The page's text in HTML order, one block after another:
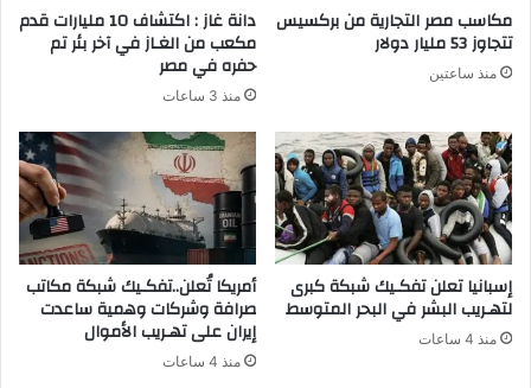
مكاسب مصر التجارية من بركسيس
تتجاوز 53 مليار دولار
منذ ساعتين
دانة غاز : اكتشاف 10 مليارات قدم
مكعب من الغـاز في آخر بئر تم
حفره في مصر
منذ 3 ساعات
إسبانيا تعلن تفكـيك شبكة كبرى
لتهـريب البشر في البحر المتوسط
منذ 4 ساعات
أمريكا تُعلن..تفكـيك شبكة مكاتب
صرافة وشركات وهمية ساعدت
إيران على تهـريب الأموال
منذ 4 ساعات